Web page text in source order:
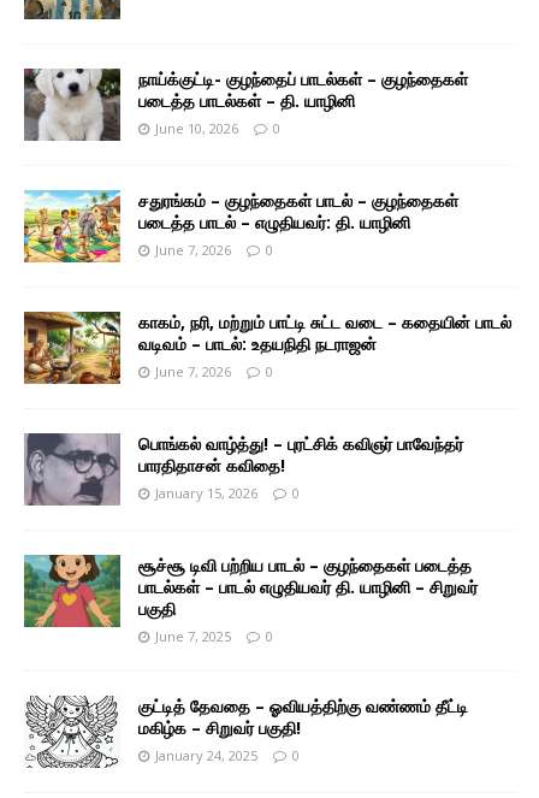
நாய்க்குட்டி- குழந்தைப் பாடல்கள் – குழந்தைகள்
படைத்த பாடல்கள் – தி. யாழினி
June 10, 2026 0
சதுரங்கம் – குழந்தைகள் பாடல் – குழந்தைகள்
படைத்த பாடல் – எழுதியவர்: தி. யாழினி
June 7, 2026 0
காகம், நரி, மற்றும் பாட்டி சுட்ட வடை – கதையின் பாடல்
வடிவம் – பாடல்: உதயநிதி நடராஜன்
June 7, 2026 0
பொங்கல் வாழ்த்து! – புரட்சிக் கவிஞர் பாவேந்தர்
பாரதிதாசன் கவிதை!
January 15, 2026 0
சூச்சூ டிவி பற்றிய பாடல் – குழந்தைகள் படைத்த
பாடல்கள் – பாடல் எழுதியவர் தி. யாழினி – சிறுவர்
பகுதி
June 7, 2025 0
குட்டித் தேவதை – ஓவியத்திற்கு வண்ணம் தீட்டி
மகிழ்க – சிறுவர் பகுதி!
January 24, 2025 0